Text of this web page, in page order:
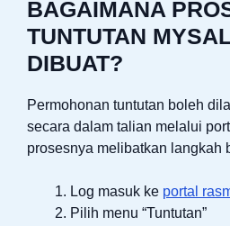
BAGAIMANA
TUNTUTAN
DIBUAT?
Permohonan tuntutan boleh
secara dalam talian melalui
prosesnya melibatkan langkah
Log masuk ke portal
Pilih menu “Tuntutan”